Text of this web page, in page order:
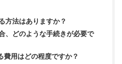
方法はありますか？
、どのような手続きが必要で
費用はどの程度ですか？